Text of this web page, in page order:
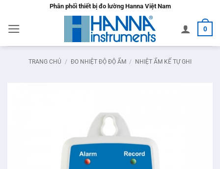
nội
dung
Phân phối thiết bị đo lường Hanna Việt Nam
0
TRANG CHỦ / ĐO NHIỆT ĐỘ ĐỘ ẨM / NHIỆT ẨM KẾ TỰ GHI